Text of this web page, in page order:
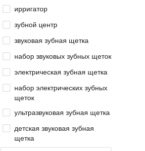
ирригатор
зубной центр
звуковая зубная щетка
набор звуковых зубных щеток
электрическая зубная щетка
набор электрических зубных
щеток
ультразвуковая зубная щетка
детская звуковая зубная
щетка